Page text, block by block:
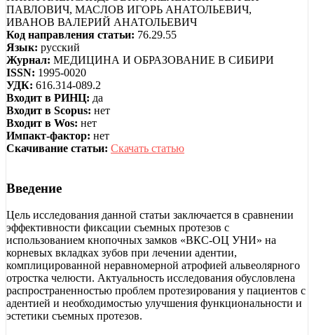
ПАВЛОВИЧ, МАСЛОВ ИГОРЬ АНАТОЛЬЕВИЧ,
ИВАНОВ ВАЛЕРИЙ АНАТОЛЬЕВИЧ
Код направления статьи: 76.29.55
Язык: русский
Журнал: МЕДИЦИНА И ОБРАЗОВАНИЕ В СИБИРИ
ISSN: 1995-0020
УДК: 616.314-089.2
Входит в РИНЦ: да
Входит в Scopus: нет
Входит в Wos: нет
Импакт-фактор: нет
Скачивание статьи: Скачать статью
Введение
Цель исследования данной статьи заключается в сравнении
эффективности фиксации съемных протезов с
использованием кнопочных замков «ВКС-ОЦ УНИ» на
корневых вкладках зубов при лечении адентии,
комплицированной неравномерной атрофией альвеолярного
отростка челюсти. Актуальность исследования обусловлена
распространенностью проблем протезирования у пациентов с
адентией и необходимостью улучшения функциональности и
эстетики съемных протезов.